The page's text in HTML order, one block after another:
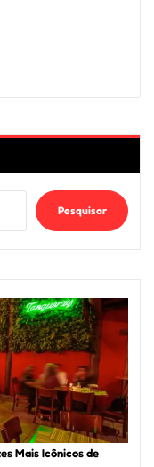
Pesquisar
Mais Icônicos de